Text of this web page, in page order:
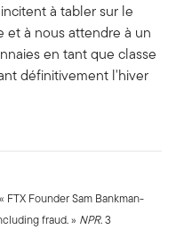
à tabler sur le
et à nous attendre à un
en tant que classe
définitivement l'hiver
FTX Founder Sam Bankman-
fraud. » NPR. 3